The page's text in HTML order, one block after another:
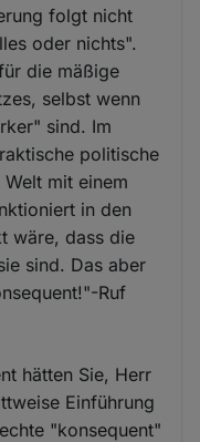
folgt nicht
oder nichts".
die mäßige
selbst wenn
sind. Im
politische
mit einem
in den
wäre, dass die
sind. Das aber
Ruf
hätten Sie, Herr
Einführung
"konsequent"